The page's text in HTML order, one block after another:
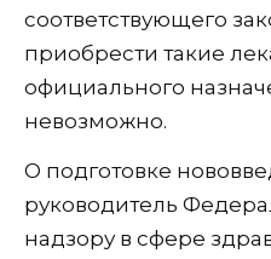
соответствующего
приобрести такие
официального
невозможно.
О подготовке
руководитель
надзору в сфере